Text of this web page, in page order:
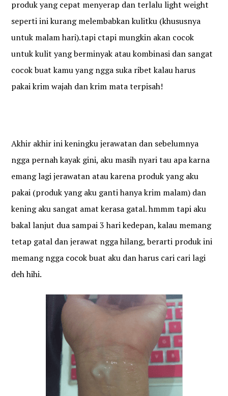
produk yang cepat menyerap dan terlalu light weight
seperti ini kurang melembabkan kulitku (khususnya
untuk malam hari).tapi ctapi mungkin akan cocok
untuk kulit yang berminyak atau kombinasi dan sangat
cocok buat kamu yang ngga suka ribet kalau harus
pakai krim wajah dan krim mata terpisah!
Akhir akhir ini keningku jerawatan dan sebelumnya
ngga pernah kayak gini, aku masih nyari tau apa karna
emang lagi jerawatan atau karena produk yang aku
pakai (produk yang aku ganti hanya krim malam) dan
kening aku sangat amat kerasa gatal. hmmm tapi aku
bakal lanjut dua sampai 3 hari kedepan, kalau memang
tetap gatal dan jerawat ngga hilang, berarti produk ini
memang ngga cocok buat aku dan harus cari cari lagi
deh hihi.